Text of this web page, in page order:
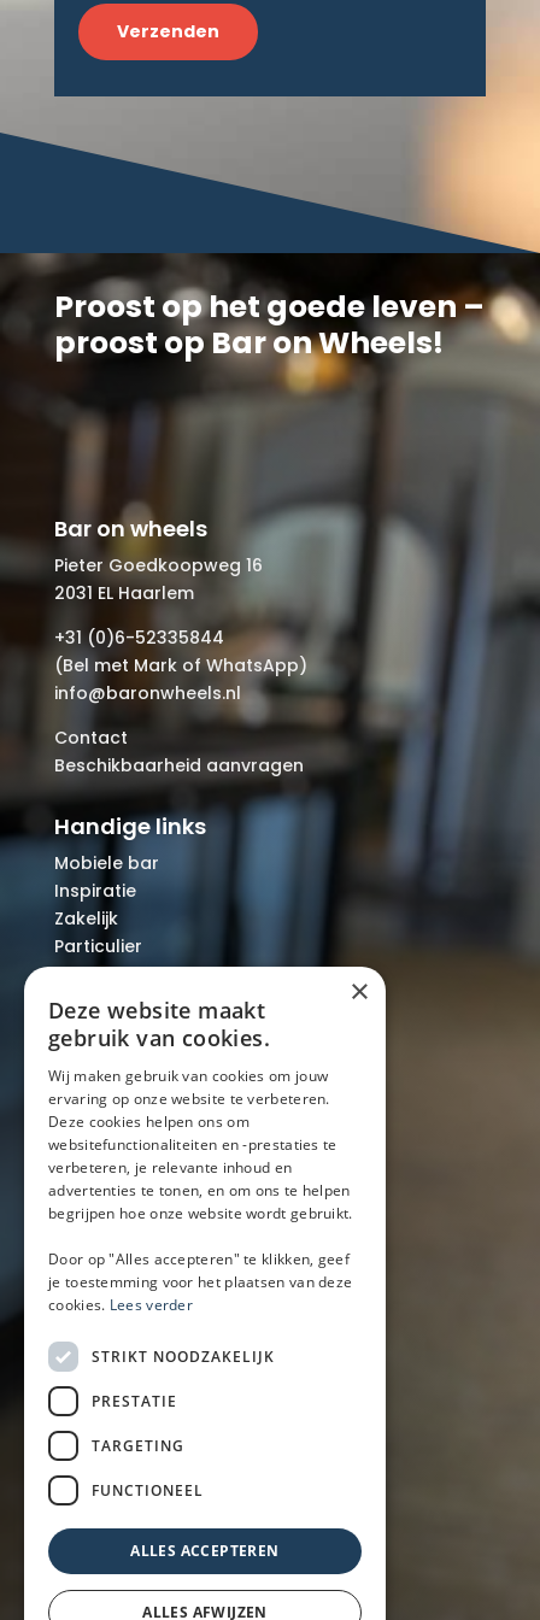
Proost op het goede leven –
proost op Bar on Wheels!
Bar on wheels
Pieter Goedkoopweg 16
2031 EL Haarlem
+31 (0)6-52335844
(Bel met Mark of WhatsApp)
info@baronwheels.nl
Contact
Beschikbaarheid aanvragen
Handige links
Mobiele bar
Inspiratie
Zakelijk
Particulier
Over ons
Blog
Locaties
Mobiele bar
Mobiele bar huren
Bier/wijn/fris bar
Champagnebar
Wijnbar
Aperol spritz bar
Arrangementen
Lunch
Borrel met hapjes
BBQ
Buffet
Walking dinner
×
Deze website maakt
gebruik van cookies.
Wij maken gebruik van cookies om jouw
ervaring op onze website te verbeteren.
Deze cookies helpen ons om
websitefunctionaliteiten en -prestaties te
verbeteren, je relevante inhoud en
advertenties te tonen, en om ons te helpen
begrijpen hoe onze website wordt gebruikt.
Door op "Alles accepteren" te klikken, geef
je toestemming voor het plaatsen van deze
cookies. Lees verder
STRIKT NOODZAKELIJK
PRESTATIE
TARGETING
FUNCTIONEEL
ALLES ACCEPTEREN
ALLES AFWIJZEN